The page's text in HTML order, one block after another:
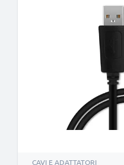
CAVI E ADATTATORI